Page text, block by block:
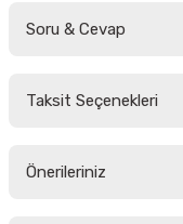
Soru & Cevap
Taksit Seçenekleri
Önerileriniz